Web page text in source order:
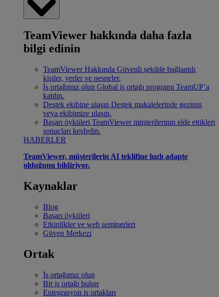
TeamViewer hakkında daha fazla
bilgi edinin
TeamViewer Hakkında Güvenli şekilde bağlantılı
kişiler, yerler ve nesneler.
İş ortağımız olun Global iş ortağı programı TeamUP’a
katılın.
Destek ekibine ulaşın Destek makalelerinde gezinin
veya ekibimize ulaşın.
Başarı öyküleri TeamViewer müşterilerinin elde ettikleri
sonuçları keşfedin.
HABERLER
TeamViewer, müşterilerin AI teklifine hızlı adapte
olduğunu bildiriyor.
Kaynaklar
Blog
Başarı öyküleri
Etkinlikler ve web seminerleri
Güven Merkezi
Ortak
İş ortağımız olun
Bir iş ortağı bulun
Entegrasyon iş ortakları